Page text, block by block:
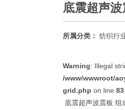
底震超声波
所属分类： 纺织行
Warning: Illegal
/www/wwwroot/
grid.php on line 83
底震超声波震板